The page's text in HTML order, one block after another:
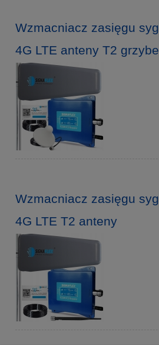
Wzmacniacz zasięgu
4G LTE anteny T2
Wzmacniacz zasięgu
4G LTE T2 anteny